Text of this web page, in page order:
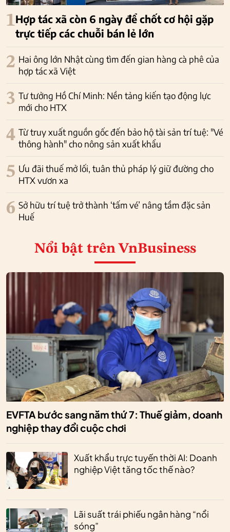
1Hợp tác xã còn 6 ngày để chốt cơ hội gặp
trực tiếp các chuỗi bán lẻ lớn
2 Hai ông lớn Nhật cùng tìm đến gian hàng cà phê của
hợp tác xã Việt
3 Tư tưởng Hồ Chí Minh: Nền tảng kiến tạo động lực
mới cho HTX
4 Từ truy xuất nguồn gốc đến bảo hộ tài sản trí tuệ: "Vé
thông hành" cho nông sản xuất khẩu
5 Ưu đãi thuế mở lối, tuân thủ pháp lý giữ đường cho
HTX vươn xa
6 Sở hữu trí tuệ trở thành ‘tấm vé’ nâng tầm đặc sản
Huế
Nổi bật trên VnBusiness
EVFTA bước sang năm thứ 7: Thuế giảm, doanh
nghiệp thay đổi cuộc chơi
Xuất khẩu trực tuyến thời AI: Doanh
nghiệp Việt tăng tốc thế nào?
Lãi suất trái phiếu ngân hàng “nổi
sóng”